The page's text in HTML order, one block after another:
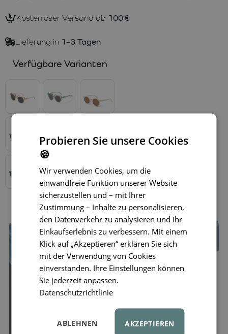
Kostenloser Versand ab 100 €
Lieferung in 1–3 Tagen
Verfügbare Varianten
Probieren Sie unsere Cookies
🍪
Wir verwenden Cookies, um die
einwandfreie Funktion unserer Website
sicherzustellen und – mit Ihrer
Zustimmung – Inhalte zu personalisieren,
den Datenverkehr zu analysieren und Ihr
Einkaufserlebnis zu verbessern. Mit einem
Klick auf „Akzeptieren“ erklären Sie sich
mit der Verwendung von Cookies
einverstanden. Ihre Einstellungen können
Sie jederzeit anpassen.
Datenschutzrichtlinie
AKZEPTIEREN
ABLEHNEN